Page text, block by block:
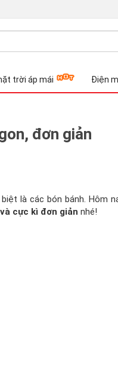
trời áp mái Điện
đơn giản
là các bón bánh. Hôm
cực kì đơn giản nhé!